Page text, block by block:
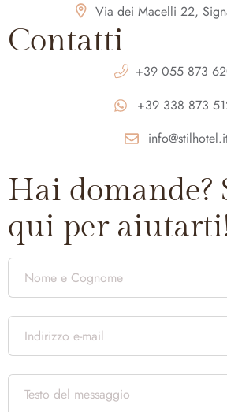
Via dei Macelli 22,
Contatti
+39 055 873
+39 338 873
Hai domande?
qui per